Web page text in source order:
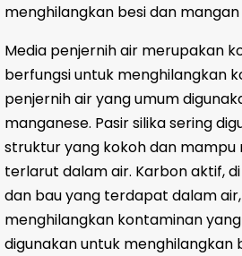
menghilangkan besi dan
Media penjernih air merupakan
berfungsi untuk menghilangkan
penjernih air yang umum
manganese. Pasir silika sering
struktur yang kokoh dan
terlarut dalam air. Karbon aktif,
dan bau yang terdapat dalam
menghilangkan kontaminan
digunakan untuk